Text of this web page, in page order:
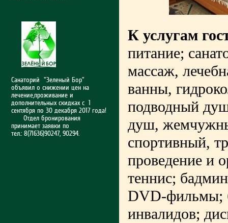
Санаторий "Зеленый Бор"
объявил о снижении цен на
лечение,проживание и
дополнительных скидках с 1
сентября по 30 декабря 2017 года!
Отдел бронирования
принимает заявки по
тел.: 8(71636)90247, 90294.
К услугам
питание;
массаж,
ванны,
подводный
душ,
спортивный,
проведение и
теннис;
DVD-фильмы;
инвалидов;